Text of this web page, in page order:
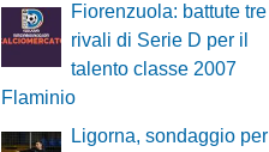
Fiorenzuola: battute tre
rivali di Serie D per il
talento classe 2007
Flaminio
Ligorna, sondaggio per